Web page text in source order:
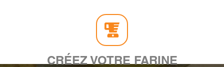
CRÉEZ VOTRE FARINE